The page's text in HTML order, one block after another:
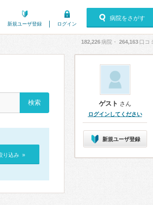
新規ユーザ登録 ログイン
病院をさがす
182,226病院・ 264,163 口コ
り込み »
ゲスト さん
ログインしてください
新規ユーザ登録